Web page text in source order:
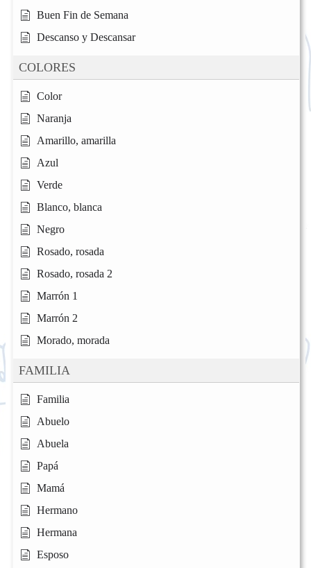
Buen Fin de Semana
Descanso y Descansar
COLORES
Color
Naranja
Amarillo, amarilla
Azul
Verde
Blanco, blanca
Negro
Rosado, rosada
Rosado, rosada 2
Marrón 1
Marrón 2
Morado, morada
FAMILIA
Familia
Abuelo
Abuela
Papá
Mamá
Hermano
Hermana
Esposo